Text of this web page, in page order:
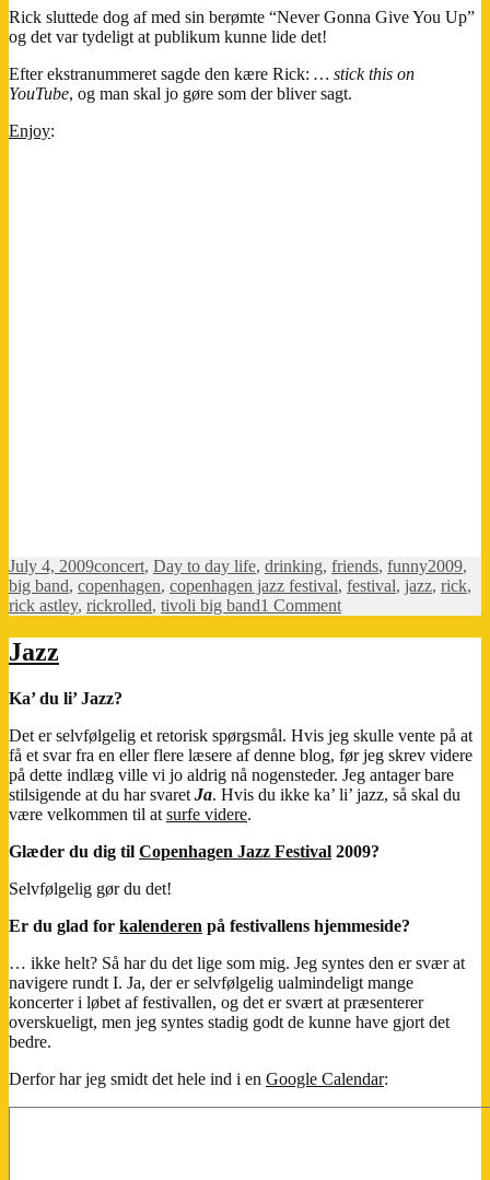
Rick sluttede dog af med sin berømte “Never Gonna Give You Up”
og det var tydeligt at publikum kunne lide det!
Efter ekstranummeret sagde den kære Rick: … stick this on
YouTube, og man skal jo gøre som der bliver sagt.
Enjoy:
Posted
on
July 4, 2009Categories
concert, Day to day life, drinking, friends, funnyTags
2009,
big band, copenhagen, copenhagen jazz festival, festival, jazz, rick,
rick astley, rickrolled, tivoli big band1 Commenton
Astley
Jazz
Ka’ du li’ Jazz?
Det er selvfølgelig et retorisk spørgsmål. Hvis jeg skulle vente på at
få et svar fra en eller flere læsere af denne blog, før jeg skrev videre
på dette indlæg ville vi jo aldrig nå nogensteder. Jeg antager bare
stilsigende at du har svaret Ja. Hvis du ikke ka’ li’ jazz, så skal du
være velkommen til at surfe videre.
Glæder du dig til Copenhagen Jazz Festival 2009?
Selvfølgelig gør du det!
Er du glad for kalenderen på festivallens hjemmeside?
… ikke helt? Så har du det lige som mig. Jeg syntes den er svær at
navigere rundt I. Ja, der er selvfølgelig ualmindeligt mange
koncerter i løbet af festivallen, og det er svært at præsenterer
overskueligt, men jeg syntes stadig godt de kunne have gjort det
bedre.
Derfor har jeg smidt det hele ind i en Google Calendar: